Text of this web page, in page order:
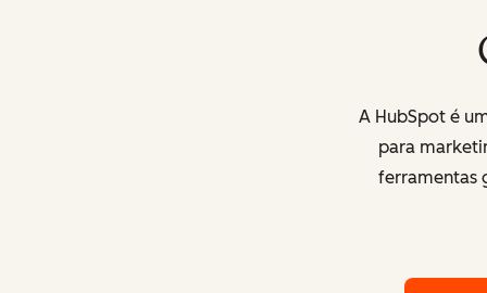
A HubSpot é
para
ferramentas